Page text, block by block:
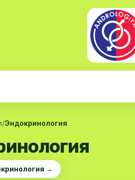
/Эндокринология
→